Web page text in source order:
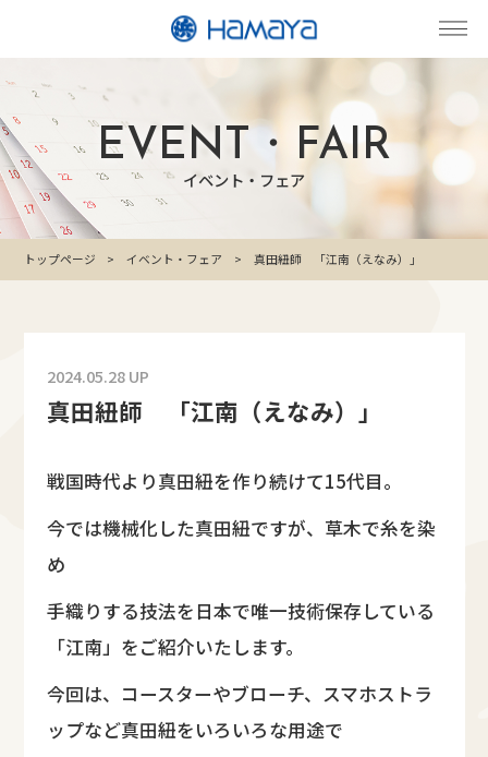
EVENT・FAIR
イベント・フェア
トップページ イベント・フェア 真田紐師 「江南（えなみ）」
2024.05.28 UP
真田紐師 「江南（えなみ）」
戦国時代より真田紐を作り続けて15代目。
今では機械化した真田紐ですが、草木で糸を染
め
手織りする技法を日本で唯一技術保存している
「江南」をご紹介いたします。
今回は、コースターやブローチ、スマホストラ
ップなど真田紐をいろいろな用途で